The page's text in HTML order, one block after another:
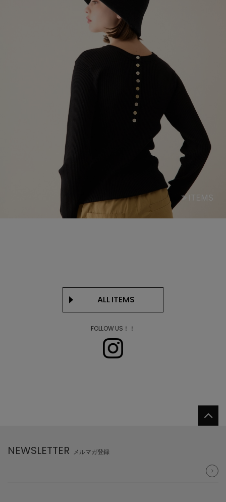
ALL ITEMS
FOLLOW US！！
NEWSLETTER メルマガ登録